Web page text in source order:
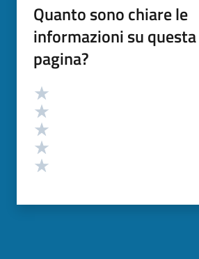
Quanto sono chiare le
informazioni su questa
pagina?
Valutazione